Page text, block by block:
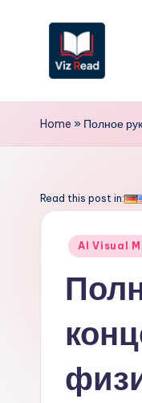
V
iz
e
Home » Полное
Read this post in:
Опубликовано
AI Visual